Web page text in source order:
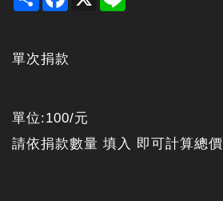
單次捐款
單位:100/元
請依捐款數量 填入 即可計算總價